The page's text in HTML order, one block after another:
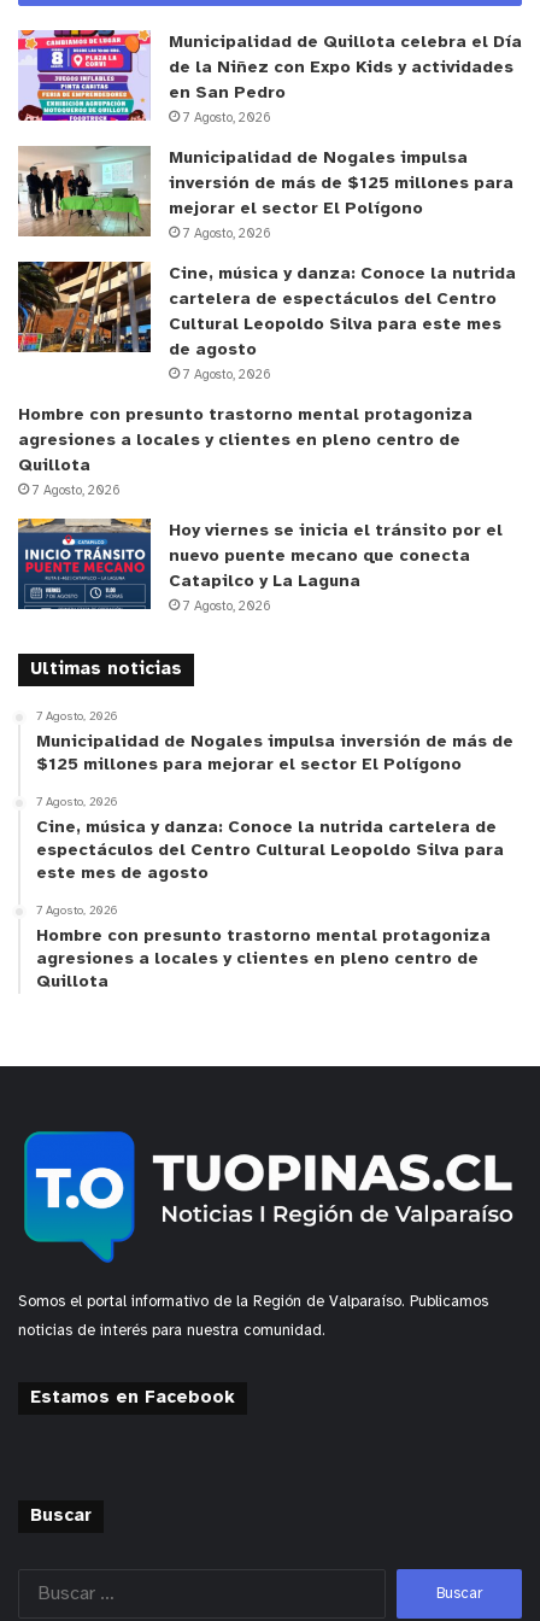
Municipalidad de Quillota celebra el Día
de la Niñez con Expo Kids y actividades
en San Pedro
7 Agosto, 2026
Municipalidad de Nogales impulsa
inversión de más de $125 millones para
mejorar el sector El Polígono
7 Agosto, 2026
Cine, música y danza: Conoce la nutrida
cartelera de espectáculos del Centro
Cultural Leopoldo Silva para este mes
de agosto
7 Agosto, 2026
Hombre con presunto trastorno mental protagoniza
agresiones a locales y clientes en pleno centro de
Quillota
7 Agosto, 2026
Hoy viernes se inicia el tránsito por el
nuevo puente mecano que conecta
Catapilco y La Laguna
7 Agosto, 2026
Ultimas noticias
7 Agosto, 2026
Municipalidad de Nogales impulsa inversión de más de
$125 millones para mejorar el sector El Polígono
7 Agosto, 2026
Cine, música y danza: Conoce la nutrida cartelera de
espectáculos del Centro Cultural Leopoldo Silva para
este mes de agosto
7 Agosto, 2026
Hombre con presunto trastorno mental protagoniza
agresiones a locales y clientes en pleno centro de
Quillota
Somos el portal informativo de la Región de Valparaíso. Publicamos
noticias de interés para nuestra comunidad.
Estamos en Facebook
Buscar